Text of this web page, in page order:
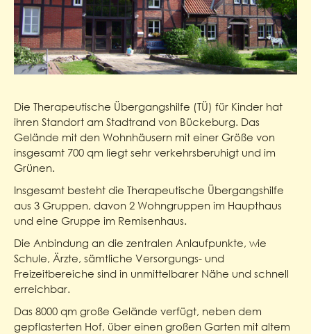
Die Therapeutische Übergangshilfe (TÜ) für Kinder hat
ihren Standort am Stadtrand von Bückeburg. Das
Gelände mit den Wohnhäusern mit einer Größe von
insgesamt 700 qm liegt sehr verkehrsberuhigt und im
Grünen.
Insgesamt besteht die Therapeutische Übergangshilfe
aus 3 Gruppen, davon 2 Wohngruppen im Haupthaus
und eine Gruppe im Remisenhaus.
Die Anbindung an die zentralen Anlaufpunkte, wie
Schule, Ärzte, sämtliche Versorgungs- und
Freizeitbereiche sind in unmittelbarer Nähe und schnell
erreichbar.
Das 8000 qm große Gelände verfügt, neben dem
gepflasterten Hof, über einen großen Garten mit altem